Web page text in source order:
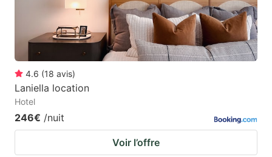
4.6 (18 avis)
Laniella location
Hotel
246€ /nuit
Voir l’offre